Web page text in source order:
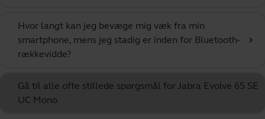
Hvor langt kan jeg bevæge mig væk fra min
smartphone, mens jeg stadig er inden for Bluetooth-
rækkevidde?
chevron_right
Gå til alle ofte stillede spørgsmål for Jabra Evolve 65 SE
UC Mono